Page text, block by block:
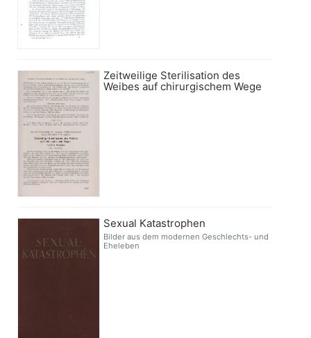
Zeitweilige Sterilisation des
Weibes auf chirurgischem Wege
Sexual Katastrophen
Bilder aus dem modernen Geschlechts- und
Eheleben